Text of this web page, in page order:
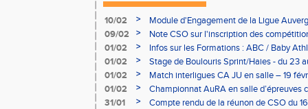
10/02 >
Module d'Engagement de la Ligue
09/02
>
Note CSO sur l'inscription des
01/02
>
Infos sur les Formations : ABC / Baby
01/02
>
Stage de Boulouris Sprint/Haies - du 23
01/02
>
Match interligues CA JU en salle – 19
01/02
>
Championnat AuRA en salle d’épreuves
- le 12 février
31/01 >
Compte rendu de la réunon de CSO du